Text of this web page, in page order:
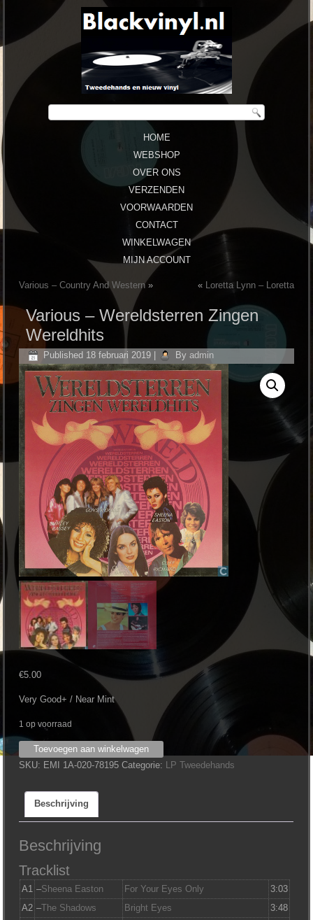
HOME
WEBSHOP
OVER ONS
VERZENDEN
VOORWAARDEN
CONTACT
WINKELWAGEN
MIJN ACCOUNT
Various ‎– Country And Western» « Loretta Lynn ‎– Loretta
Various ‎– Wereldsterren Zingen
Wereldhits
Published 18 februari 2019 By admin
€5.00
Very Good+ / Near Mint
1 op voorraad
Various
‎–
Zingen
Wereldhits
aantal
Toevoegen aan winkelwagen
SKU: EMI 1A-020-78195 Categorie: LP Tweedehands
Beschrijving
Beschrijving
Tracklist
A1 –Sheena Easton For Your Eyes Only
3:03
A2 –The Shadows Bright Eyes
3:48